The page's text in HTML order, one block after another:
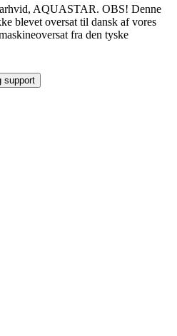
AQUASTAR. OBS! Denne
blevet oversat til dansk af vores
fra den tyske
support